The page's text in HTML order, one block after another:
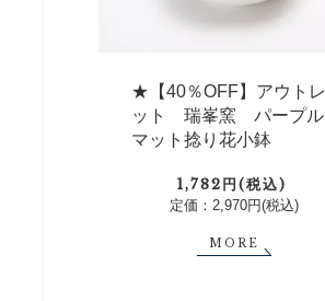
★【40％OFF】アウトレ
ット 瑞峯窯 パープル
マット捻り花小鉢
1,782円(税込)
定価：2,970円(税込)
MORE